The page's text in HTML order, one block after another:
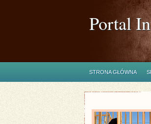
Portal
STRONA GŁÓWNA